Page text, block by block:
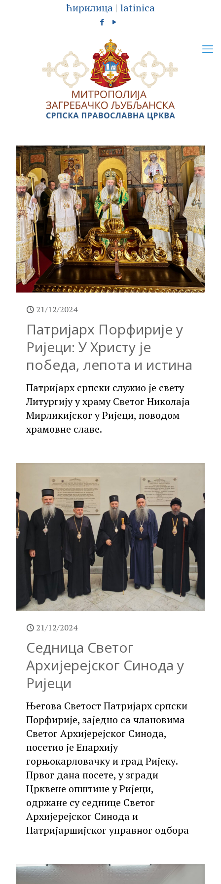
ћирилица | latinica
21/12/2024
Патријарх Порфирије у
Ријеци: У Христу је
победа, лепота и истина
Патријарх српски служио је свету
Литургију у храму Светог Николаја
Мирликијског у Ријеци, поводом
храмовне славе.
21/12/2024
Седница Светог
Архијерејског Синода у
Ријеци
Његова Светост Патријарх српски
Порфирије, заједно са члановима
Светог Архијерејског Синода,
посетио је Епархију
горњокарловачку и град Ријеку.
Првог дана посете, у згради
Црквене општине у Ријеци,
одржане су седнице Светог
Архијерејског Синода и
Патријаршијског управног одбора